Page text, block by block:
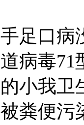
手足口病
病毒
小我卫
粪便